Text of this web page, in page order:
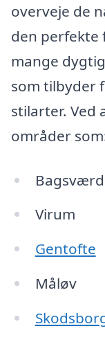
overveje de
den perfekte
mange
som tilbyder
stilarter. Ved
områder
Bagsværd
Virum
Gentofte
Måløv